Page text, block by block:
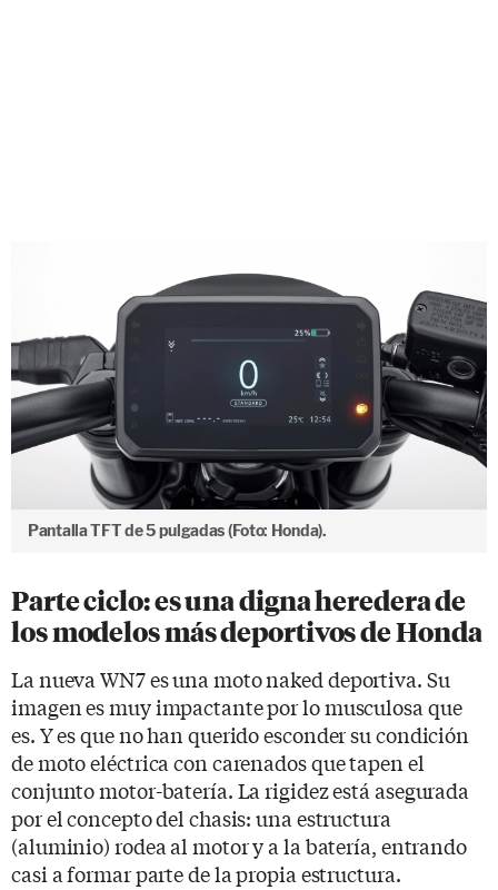
Pantalla TFT de 5 pulgadas (Foto: Honda).
Parte ciclo: es una digna heredera de
los modelos más deportivos de Honda
La nueva WN7 es una moto naked deportiva. Su
imagen es muy impactante por lo musculosa que
es. Y es que no han querido esconder su condición
de moto eléctrica con carenados que tapen el
conjunto motor-batería. La rigidez está asegurada
por el concepto del chasis: una estructura
(aluminio) rodea al motor y a la batería, entrando
casi a formar parte de la propia estructura.